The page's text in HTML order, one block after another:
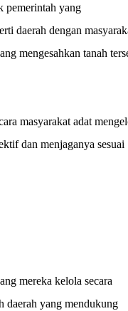
pemerintah yang
daerah dengan
mengesahkan tanah
masyarakat adat
dan menjaganya sesuai
mereka kelola secara
daerah yang mendukung